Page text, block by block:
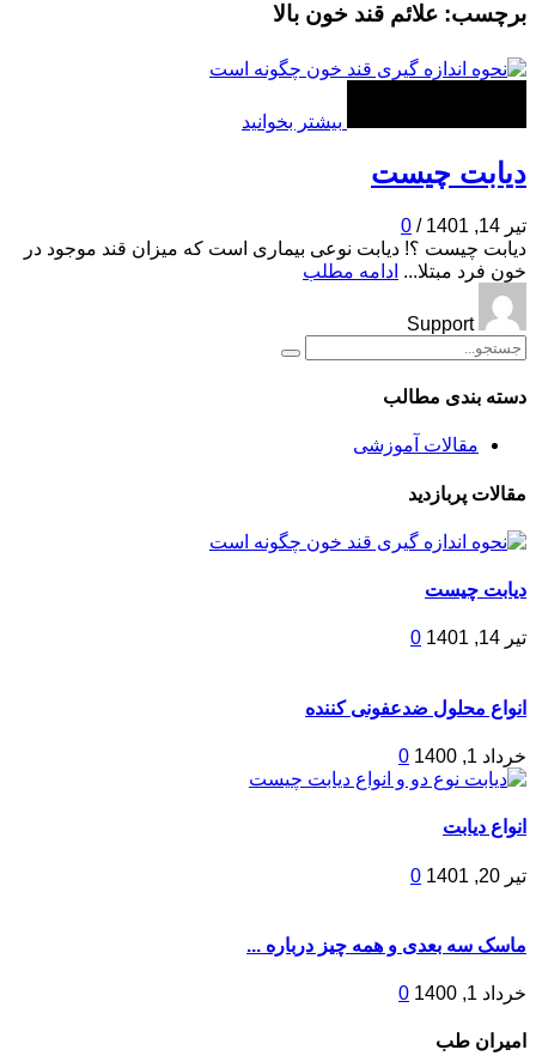
برچسب: علائم قند خون بالا
بیشتر بخوانید
دیابت چیست
تیر 14, 1401 /
0
دیابت چیست ؟! دیابت نوعی بیماری است که میزان قند موجود در
خون فرد مبتلا... ادامه مطلب
Support
جست‌وجو
دسته بندی مطالب
مقالات آموزشی
مقالات پربازدید
دیابت چیست
تیر 14, 1401 0
انواع محلول ضدعفونی کننده
خرداد 1, 1400 0
انواع دیابت
تیر 20, 1401 0
ماسک سه بعدی و همه چیز درباره ...
خرداد 1, 1400 0
امیران طب